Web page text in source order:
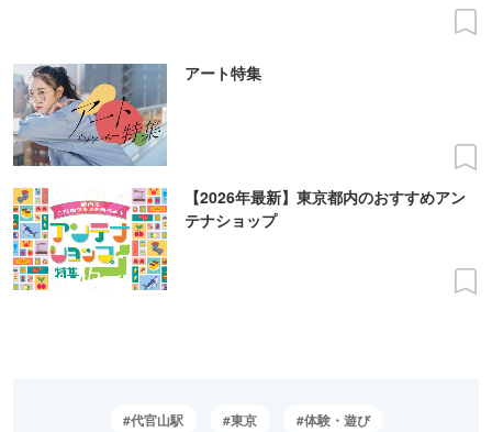
アート特集
【2026年最新】東京都内のおすすめアン
テナショップ
代官山駅 東京 体験・遊び